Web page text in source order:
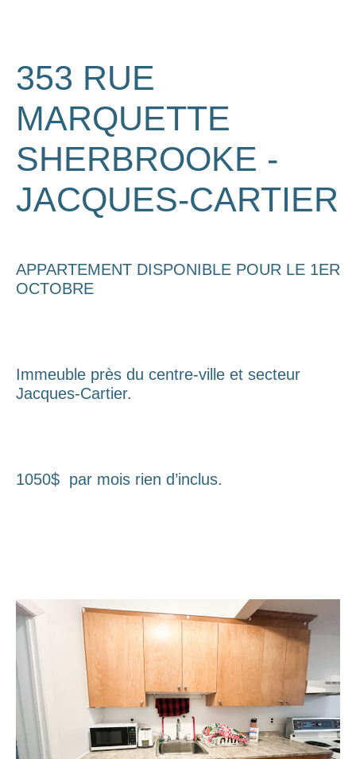
353 RUE
MARQUETTE
SHERBROOKE -
JACQUES-CARTIER
APPARTEMENT DISPONIBLE POUR LE 1ER
OCTOBRE
Immeuble près du centre-ville et secteur
Jacques-Cartier.
1050$ par mois rien d’inclus.